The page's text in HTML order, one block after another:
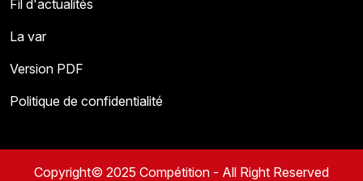
Fil d'actualités
La var
Version PDF
Politique de confidentialité
Copyright© 2025 Compétition - All Right Reserved